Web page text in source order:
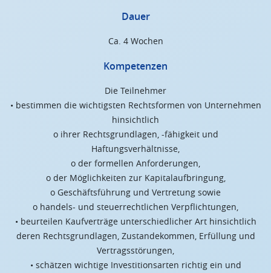
Dauer
Ca. 4 Wochen
Kompetenzen
Die Teilnehmer
• bestimmen die wichtigsten Rechtsformen von Unternehmen
hinsichtlich
o ihrer Rechtsgrundlagen, -fähigkeit und
Haftungsverhältnisse,
o der formellen Anforderungen,
o der Möglichkeiten zur Kapitalaufbringung,
o Geschäftsführung und Vertretung sowie
o handels- und steuerrechtlichen Verpflichtungen,
• beurteilen Kaufverträge unterschiedlicher Art hinsichtlich
deren Rechtsgrundlagen, Zustandekommen, Erfüllung und
Vertragsstörungen,
• schätzen wichtige Investitionsarten richtig ein und